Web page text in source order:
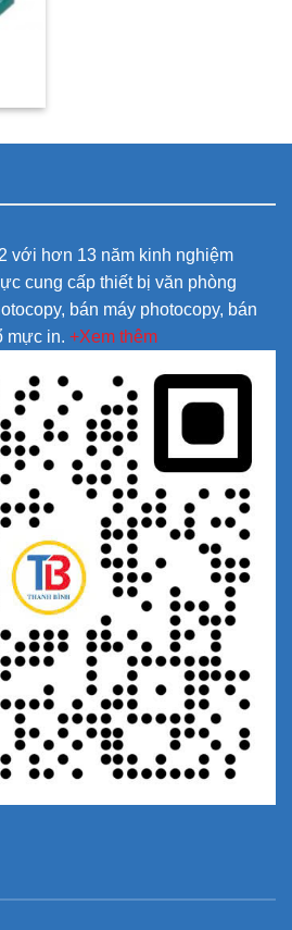
với hơn 13 năm kinh nghiệm
cung cấp thiết bị văn phòng
bán máy photocopy, bán
mực in. +Xem thêm